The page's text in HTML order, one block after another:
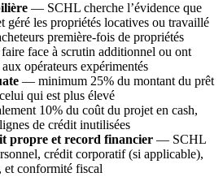
— SCHL cherche l’évidence que
géré les propriétés locatives ou travaillé
première-fois de propriétés
face à scrutin additionnel ou ont
opérateurs expérimentés
— minimum 25% du montant du prêt
qui est plus élevé
10% du coût du projet en cash,
de crédit inutilisées
propre et record financier — SCHL
crédit corporatif (si applicable),
conformité fiscal